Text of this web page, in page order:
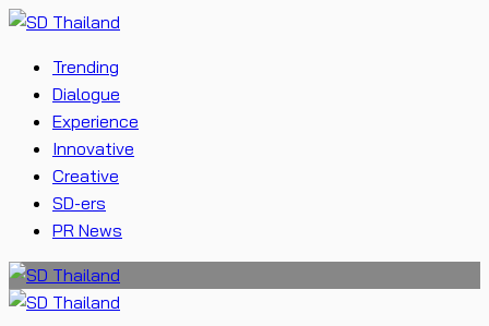
Trending
Dialogue
Experience
Innovative
Creative
SD-ers
PR News